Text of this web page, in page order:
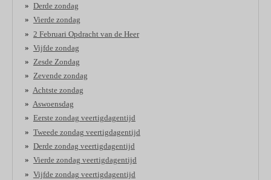
Derde zondag
Vierde zondag
2 Februari Opdracht van de Heer
Vijfde zondag
Zesde Zondag
Zevende zondag
Achtste zondag
Aswoensdag
Eerste zondag veertigdagentijd
Tweede zondag veertigdagentijd
Derde zondag veertigdagentijd
Vierde zondag veertigdagentijd
Vijfde zondag veertigdagentijd